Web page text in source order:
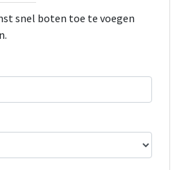
snel boten toe te voegen